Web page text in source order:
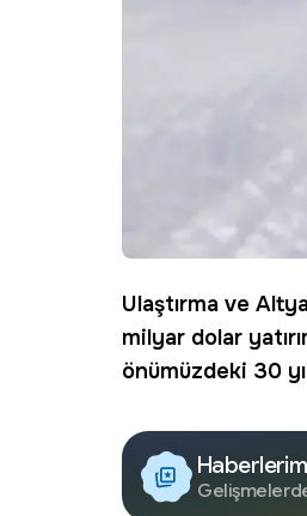
Ulaştırma ve
milyar dolar
önümüzdeki 30